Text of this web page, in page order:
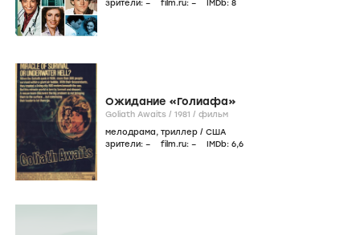
зрители: – film.ru: – IMDb: 8
Ожидание «Голиафа»
Goliath Awaits / 1981 / фильм
мелодрама, триллер / США
зрители: – film.ru: – IMDb: 6,6